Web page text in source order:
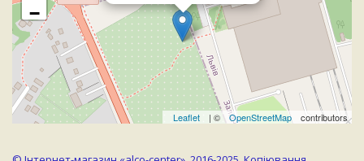
−
Leaflet | © OpenStreetMap contributors